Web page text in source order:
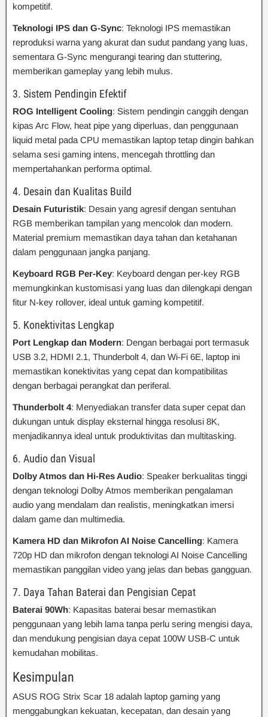
kompetitif.
Teknologi IPS dan G-Sync: Teknologi IPS memastikan
reproduksi warna yang akurat dan sudut pandang yang luas,
sementara G-Sync mengurangi tearing dan stuttering,
memberikan gameplay yang lebih mulus.
3. Sistem Pendingin Efektif
ROG Intelligent Cooling: Sistem pendingin canggih dengan
kipas Arc Flow, heat pipe yang diperluas, dan penggunaan
liquid metal pada CPU memastikan laptop tetap dingin bahkan
selama sesi gaming intens, mencegah throttling dan
mempertahankan performa optimal.
4. Desain dan Kualitas Build
Desain Futuristik: Desain yang agresif dengan sentuhan
RGB memberikan tampilan yang mencolok dan modern.
Material premium memastikan daya tahan dan ketahanan
dalam penggunaan jangka panjang.
Keyboard RGB Per-Key: Keyboard dengan per-key RGB
memungkinkan kustomisasi yang luas dan dilengkapi dengan
fitur N-key rollover, ideal untuk gaming kompetitif.
5. Konektivitas Lengkap
Port Lengkap dan Modern: Dengan berbagai port termasuk
USB 3.2, HDMI 2.1, Thunderbolt 4, dan Wi-Fi 6E, laptop ini
memastikan konektivitas yang cepat dan kompatibilitas
dengan berbagai perangkat dan periferal.
Thunderbolt 4: Menyediakan transfer data super cepat dan
dukungan untuk display eksternal hingga resolusi 8K,
menjadikannya ideal untuk produktivitas dan multitasking.
6. Audio dan Visual
Dolby Atmos dan Hi-Res Audio: Speaker berkualitas tinggi
dengan teknologi Dolby Atmos memberikan pengalaman
audio yang mendalam dan realistis, meningkatkan imersi
dalam game dan multimedia.
Kamera HD dan Mikrofon AI Noise Cancelling: Kamera
720p HD dan mikrofon dengan teknologi AI Noise Cancelling
memastikan panggilan video yang jelas dan bebas gangguan.
7. Daya Tahan Baterai dan Pengisian Cepat
Baterai 90Wh: Kapasitas baterai besar memastikan
penggunaan yang lebih lama tanpa perlu sering mengisi daya,
dan mendukung pengisian daya cepat 100W USB-C untuk
kemudahan mobilitas.
Kesimpulan
ASUS ROG Strix Scar 18 adalah laptop gaming yang
menggabungkan kekuatan, kecepatan, dan desain yang